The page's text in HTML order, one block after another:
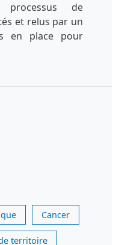
de
et relus par un
en place pour
Cancer
territoire